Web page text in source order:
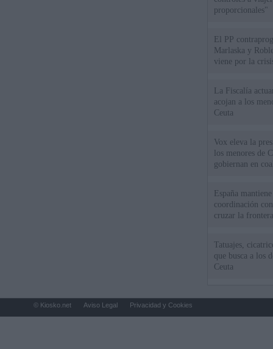
proporcionales"
El PP
Marlaska y
viene por la
La Fiscalía
acojan a los
Ceuta
Vox eleva la
los menores de
gobiernan en
España
coordinación
cruzar la
Tatuajes,
que busca a los
Ceuta
© Kiosko.net Aviso Legal Privacidad y Cookies